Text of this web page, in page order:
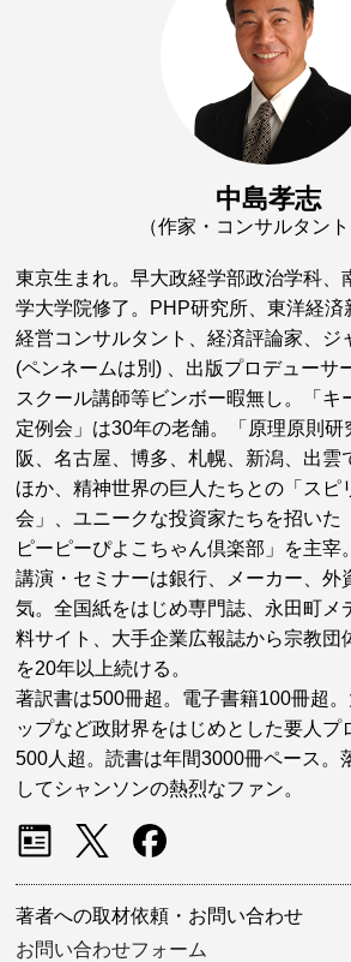
中島孝志
（作家・コンサルタント
東京生まれ。早大政経学部政治学科、
学大学院修了。PHP研究所、東洋経済
経営コンサルタント、経済評論家、ジ
(ペンネームは別) 、出版プロデューサ
スクール講師等ビンボー暇無し。「キ
定例会」は30年の老舗。「原理原則研
阪、名古屋、博多、札幌、新潟、出雲
ほか、精神世界の巨人たちとの「スピ
会」、ユニークな投資家たちを招いた
ピーピーぴよこちゃん倶楽部」を主宰。
講演・セミナーは銀行、メーカー、外
気。全国紙をはじめ専門誌、永田町メ
料サイト、大手企業広報誌から宗教団
を20年以上続ける。
著訳書は500冊超。電子書籍100冊超
ップなど政財界をはじめとした要人プ
500人超。読書は年間3000冊ペース。
してシャンソンの熱烈なファン。
著者への取材依頼・お問い合わせ
お問い合わせフォーム